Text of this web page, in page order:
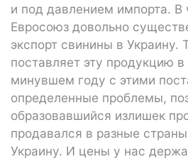
и под давлением импорта. В
Евросоюз довольно
экспорт свинины в Украину.
поставляет эту продукцию в
минувшем году с этими
определенные проблемы,
образовавшийся излишек
продавался в разные
Украину. И цены у нас